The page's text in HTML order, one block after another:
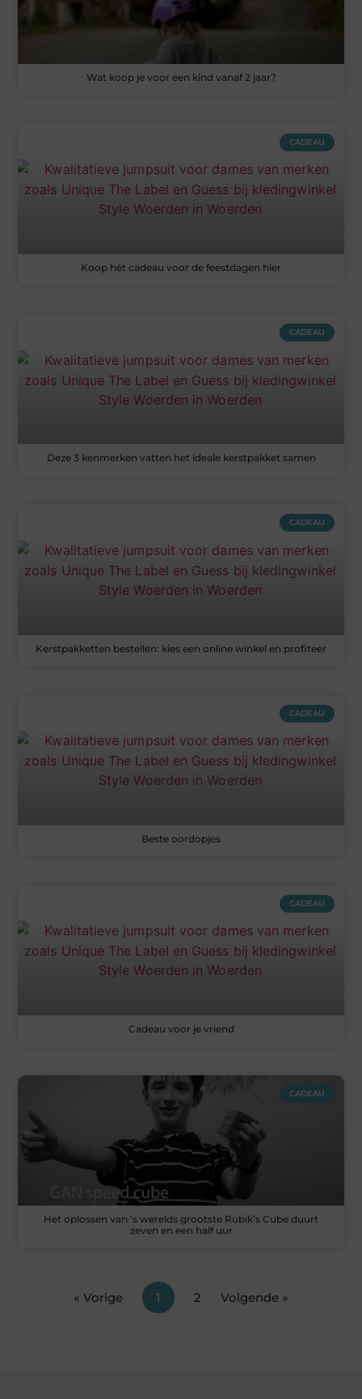
Wat koop je voor een kind vanaf 2 jaar?
CADEAU
Koop hét cadeau voor de feestdagen hier
CADEAU
Deze 3 kenmerken vatten het ideale kerstpakket samen
CADEAU
Kerstpakketten bestellen: kies een online winkel en profiteer
CADEAU
Beste oordopjes
CADEAU
Cadeau voor je vriend
CADEAU
Het oplossen van ’s werelds grootste Rubik’s Cube duurt
zeven en een half uur
« Vorige 1 2 Volgende »